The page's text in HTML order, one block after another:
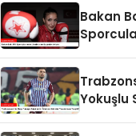
Bakan
Yokuşlu